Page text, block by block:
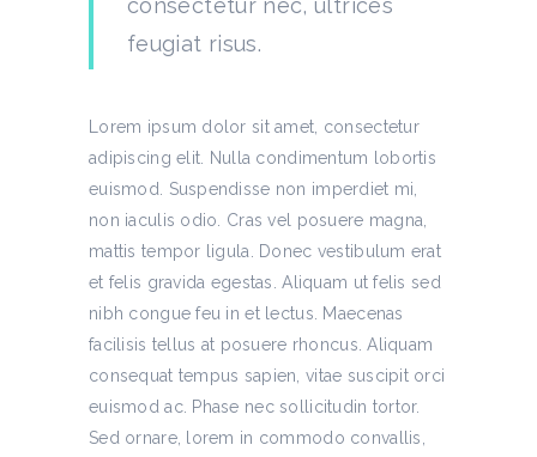
feugiat risus.
Lorem ipsum dolor sit amet, consectetur
adipiscing elit. Nulla condimentum lobortis
euismod. Suspendisse non imperdiet mi,
non iaculis odio. Cras vel posuere magna,
mattis tempor ligula. Donec vestibulum erat
et felis gravida egestas. Aliquam ut felis sed
nibh congue feu in et lectus. Maecenas
facilisis tellus at posuere rhoncus. Aliquam
consequat tempus sapien, vitae suscipit orci
euismod ac. Phase nec sollicitudin tortor.
Sed ornare, lorem in commodo convallis,